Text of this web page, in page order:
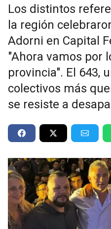
Los distintos
la región
Adorni en Capital
"Ahora vamos por
provincia". El 643,
colectivos más
se resiste a